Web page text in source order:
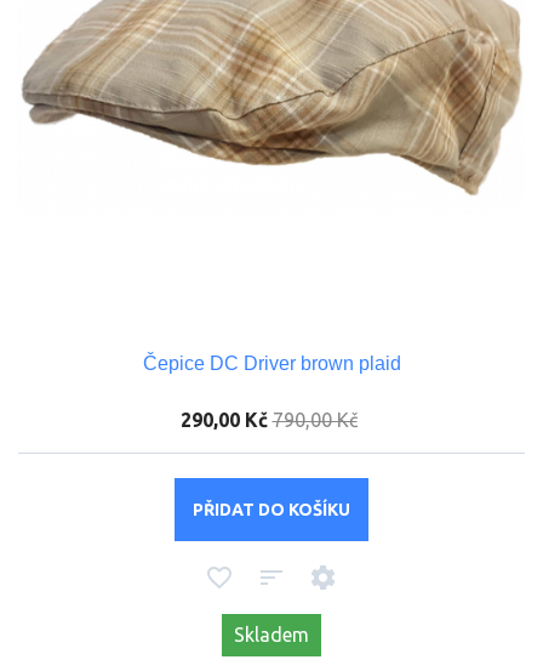
Čepice DC Driver brown plaid
290,00 Kč 790,00 Kč
PŘIDAT DO KOŠÍKU
Skladem